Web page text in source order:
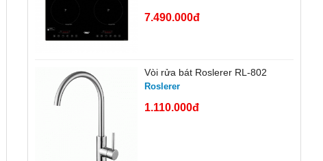
7.490.000đ
Vòi rửa bát Roslerer RL-802
Roslerer
1.110.000đ